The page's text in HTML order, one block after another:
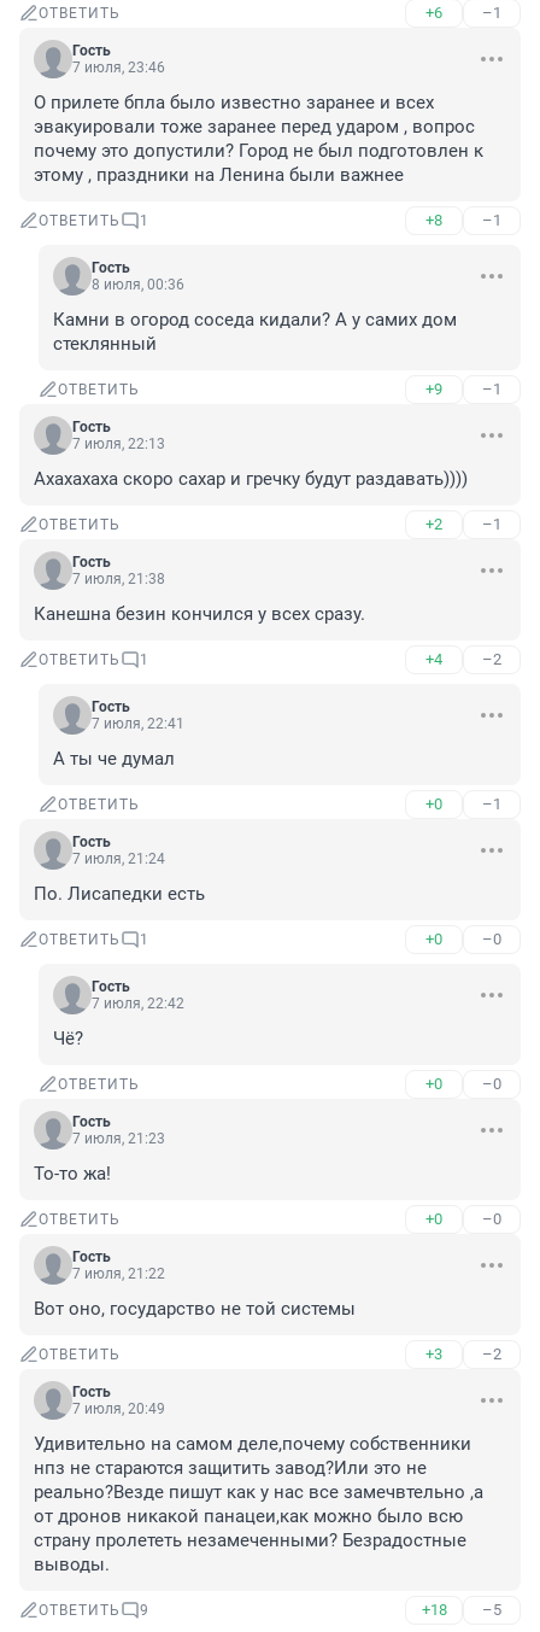
ОТВЕТИТЬ +6 –1
Гость
7 июля, 23:46
О прилете бпла было известно заранее и всех
эвакуировали тоже заранее перед ударом , вопрос
почему это допустили? Город не был подготовлен к
этому , праздники на Ленина были важнее
ОТВЕТИТЬ 1 +8 –1
Гость
8 июля, 00:36
Камни в огород соседа кидали? А у самих дом
стеклянный
ОТВЕТИТЬ +9 –1
Гость
7 июля, 22:13
Ахахахаха скоро сахар и гречку будут раздавать))))
ОТВЕТИТЬ +2 –1
Гость
7 июля, 21:38
Канешна безин кончился у всех сразу.
ОТВЕТИТЬ 1 +4 –2
Гость
7 июля, 22:41
А ты че думал
ОТВЕТИТЬ +0 –1
Гость
7 июля, 21:24
По. Лисапедки есть
ОТВЕТИТЬ 1 +0 –0
Гость
7 июля, 22:42
Чё?
ОТВЕТИТЬ +0 –0
Гость
7 июля, 21:23
То-то жа!
ОТВЕТИТЬ +0 –0
Гость
7 июля, 21:22
Вот оно, государство не той системы
ОТВЕТИТЬ +3 –2
Гость
7 июля, 20:49
Удивительно на самом деле,почему собственники
нпз не стараются защитить завод?Или это не
реально?Везде пишут как у нас все замечвтельно ,а
от дронов никакой панацеи,как можно было всю
страну пролететь незамеченными? Безрадостные
выводы.
ОТВЕТИТЬ 9 +18 –5